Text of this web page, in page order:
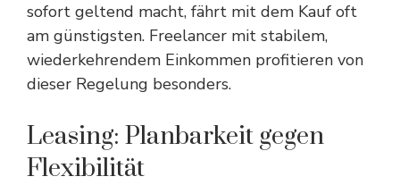
sofort geltend macht, fährt mit dem Kauf oft
am günstigsten. Freelancer mit stabilem,
wiederkehrendem Einkommen profitieren von
dieser Regelung besonders.
Leasing: Planbarkeit gegen
Flexibilität